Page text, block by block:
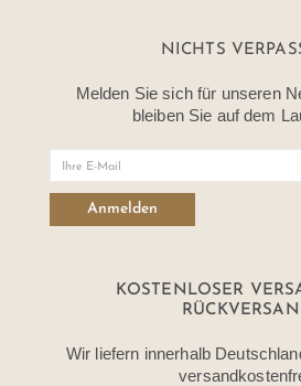
NICHTS
Melden Sie sich für unseren
bleiben Sie auf dem
KOSTENLOSER
Wir liefern innerhalb